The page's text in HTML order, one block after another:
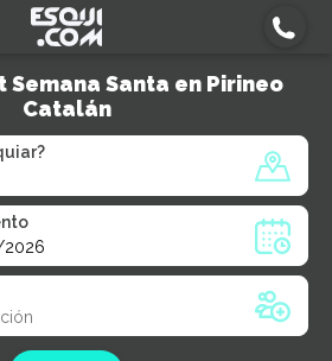
Semana Santa en Pirineo
Catalán